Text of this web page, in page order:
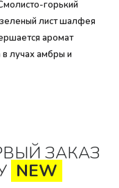
горький
лист шалфея
аромат
лучах амбры и
ЗАКАЗ
NEW